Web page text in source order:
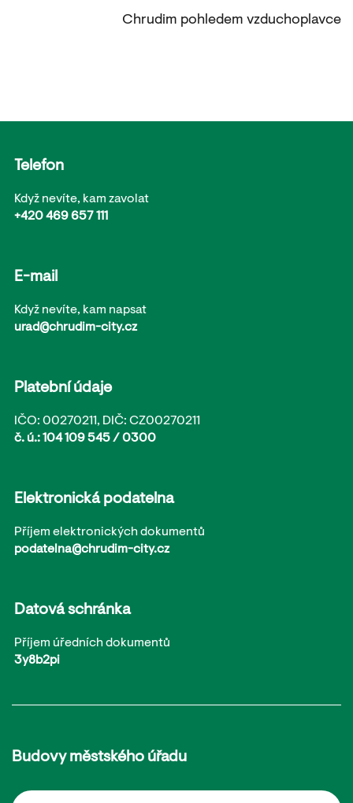
Chrudim pohledem vzduchoplavce
Telefon
Když nevíte, kam zavolat
+420 469 657 111
E-mail
Když nevíte, kam napsat
urad@chrudim-city.cz
Platební údaje
IČO: 00270211, DIČ: CZ00270211
č. ú.: 104 109 545 / 0300
Elektronická podatelna
Příjem elektronických dokumentů
podatelna@chrudim-city.cz
Datová schránka
Příjem úředních dokumentů
3y8b2pi
Budovy městského úřadu